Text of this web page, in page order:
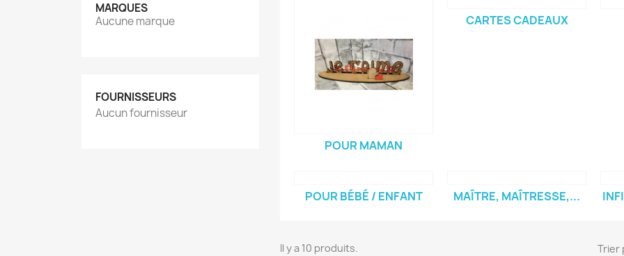
MARQUES
Aucune marque
FOURNISSEURS
Aucun fournisseur
POUR MAMAN
CARTES CADEAUX
POUR BÉBÉ / ENFANT MAÎTRE, MAÎTRESSE,...
Il y a 10 produits. Trier